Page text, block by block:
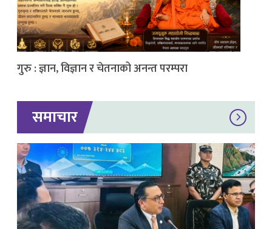
गुरु : ज्ञान, विज्ञान र चेतनाको अनन्त परम्परा
समाचार